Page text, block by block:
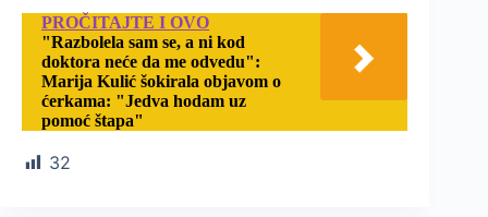
PROČITAJTE I OVO
"Razbolela sam se, a ni kod
doktora neće da me odvedu":
Marija Kulić šokirala objavom o
ćerkama: "Jedva hodam uz
pomoć štapa"
32